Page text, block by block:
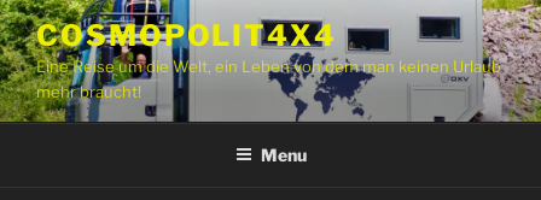
Skip
to
content
COSMOPOLIT4X4
Eine Reise um die Welt, ein Leben von dem man keinen Urlaub
mehr braucht!
Menu